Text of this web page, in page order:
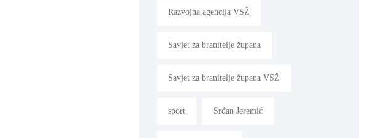
Razvojna agencija VSŽ
Savjet za branitelje župana
Savjet za branitelje župana VSŽ
sport Srđan Jeremić